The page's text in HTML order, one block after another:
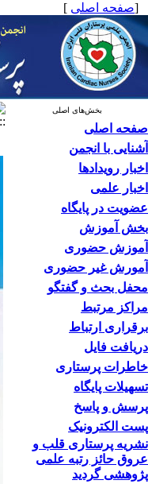
[صفحه اصلی ]
بخش‌های اصلی
صفحه اصلی
آشنایی با انجمن
اخبار رویدادها
اخبار علمی
عضویت در پایگاه
بخش آموزش
آموزش حضوری
آمورش غیر حضوری
محفل بحث و گفتگو
مراکز مرتبط
برقراری ارتباط
دریافت فایل
خاطرات پرستاری
تسهیلات پایگاه
پرسش و پاسخ
پست الکترونیک
نشریه پرستاری قلب و
عروق حائز رتبه علمی
پژوهشی گردید